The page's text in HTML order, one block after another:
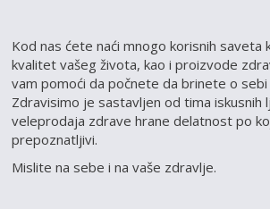
Kod nas ćete naći mnogo korisnih saveta
kvalitet vašeg života, kao i proizvode
vam pomoći da počnete da brinete o sebi
Zdravisimo je sastavljen od tima iskusnih
veleprodaja zdrave hrane delatnost po
prepoznatljivi.
Mislite na sebe i na vaše zdravlje.